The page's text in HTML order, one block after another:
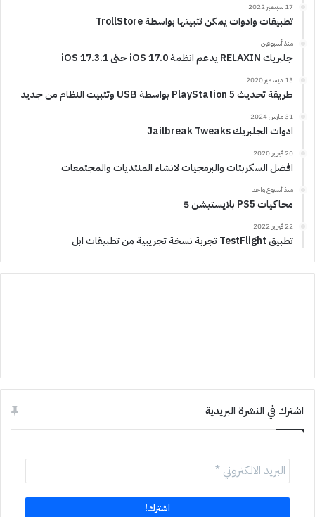
17 سبتمبر 2022
تطبيقات وادوات يمكن تثبيتها بواسطة TrollStore
منذ أسبوعين
جلبريك RELAXIN يدعم انظمة iOS 17.0 حتى iOS 17.3.1
13 ديسمبر 2020
طريقة تحديث PlayStation 5 بواسطة USB وتثبيت النظام من جديد
31 مارس 2024
ادوات الجلبريك Jailbreak Tweaks
20 فبراير 2020
افضل السكربتات والبرمجيات لانشاء المنتديات والمجتمعات
منذ أسبوع واحد
محاكيات PS5 بلايستيشن 5
22 فبراير 2022
تطبيق TestFlight تجربة نسخة تجريبية من تطبيقات ابل
اشترك في النشرة البريدية